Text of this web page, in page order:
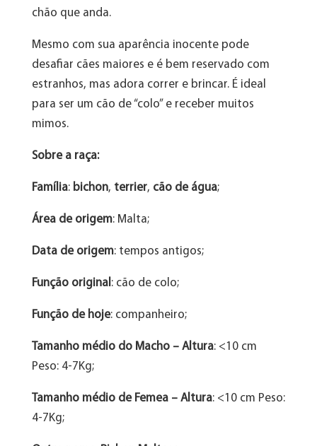
chão que anda.
Mesmo com sua aparência inocente pode
desafiar cães maiores e é bem reservado com
estranhos, mas adora correr e brincar. É ideal
para ser um cão de “colo” e receber muitos
mimos.
Sobre a raça:
Família: bichon, terrier, cão de água;
Área de origem: Malta;
Data de origem: tempos antigos;
Função original : cão de colo;
Função de hoje: companheiro;
Tamanho médio do Macho – Altura: <10 cm
Peso: 4-7Kg;
Tamanho médio de Femea – Altura: <10 cm Peso:
4-7Kg;